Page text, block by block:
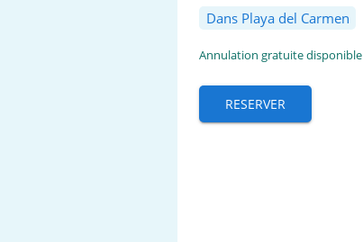
Dans Playa del Carmen
Annulation gratuite disponible
RESERVER